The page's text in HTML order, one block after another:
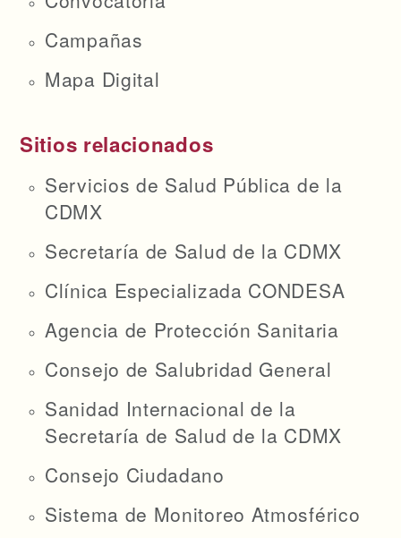
Campañas
Mapa Digital
Sitios relacionados
Servicios de Salud Pública de la
CDMX
Secretaría de Salud de la CDMX
Clínica Especializada CONDESA
Agencia de Protección Sanitaria
Consejo de Salubridad General
Sanidad Internacional de la
Secretaría de Salud de la CDMX
Consejo Ciudadano
Sistema de Monitoreo Atmosférico